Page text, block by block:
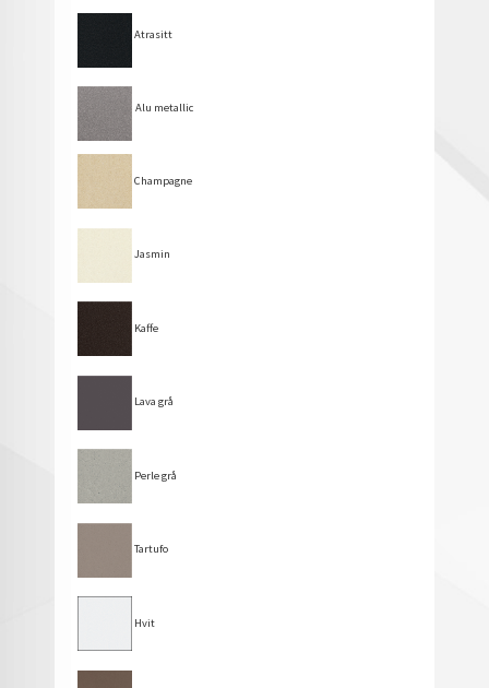
Atrasitt
Alu metallic
Champagne
Jasmin
Kaffe
Lava grå
Perle grå
Tartufo
Hvit